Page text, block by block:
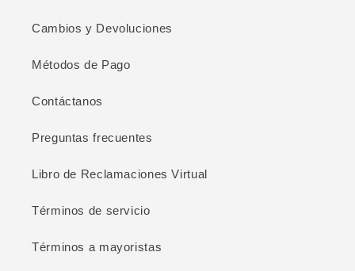
Cambios y Devoluciones
Métodos de Pago
Contáctanos
Preguntas frecuentes
Libro de Reclamaciones Virtual
Términos de servicio
Términos a mayoristas